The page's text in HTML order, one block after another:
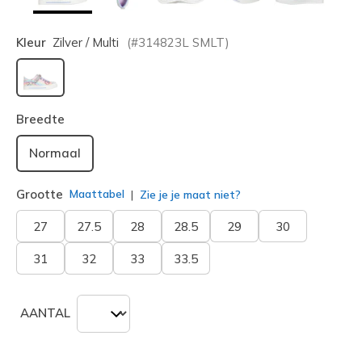
Kleur Zilver / Multi (#314823L SMLT)
geselecteerd
Breedte
Normaal
Grootte Maattabel Zie je je maat niet?
27 27.5 28 28.5 29 30
31 32 33 33.5
AANTAL